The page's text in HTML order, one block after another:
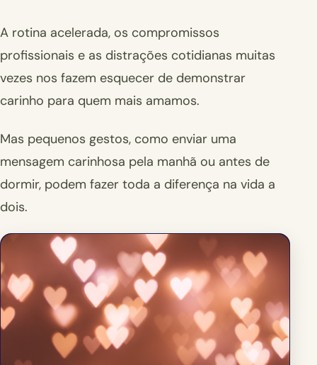
A rotina acelerada, os compromissos
profissionais e as distrações cotidianas muitas
vezes nos fazem esquecer de demonstrar
carinho para quem mais amamos.
Mas pequenos gestos, como enviar uma
mensagem carinhosa pela manhã ou antes de
dormir, podem fazer toda a diferença na vida a
dois.